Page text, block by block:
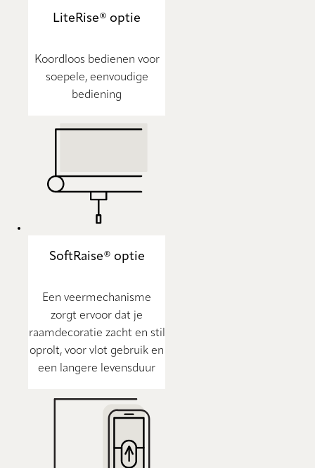
LiteRise® optie
Koordloos bedienen voor
soepele, eenvoudige
bediening
SoftRaise® optie
Een veermechanisme
zorgt ervoor dat je
raamdecoratie zacht en stil
oprolt, voor vlot gebruik en
een langere levensduur